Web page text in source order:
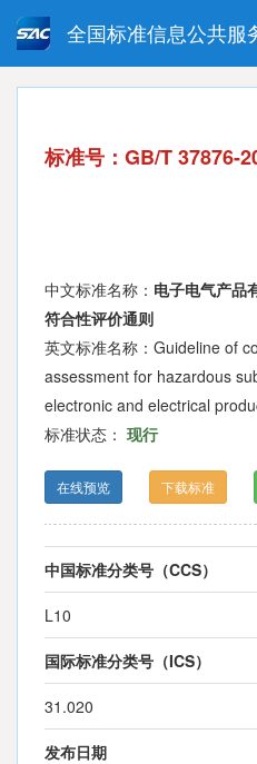
全国标准信息公共服
强制性国家标准
指导性技术文件
标准号：GB/T 37876-
中文标准名称： 电子电气产品
符合性评价通则
英文标准名称：Guideline of
assessment for hazardous
electronic and electrical
标准状态： 现行
在线预览 下载标准
中国标准分类号（CCS）
L10
国际标准分类号（ICS）
31.020
发布日期